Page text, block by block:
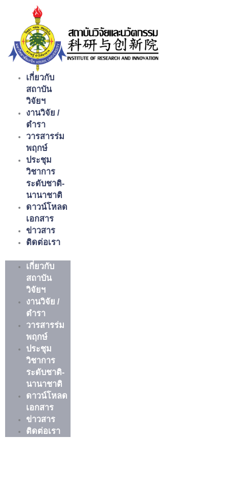
เกี่ยวกับ
สถาบัน
วิจัยฯ
งานวิจัย /
ตำรา
วารสารร่ม
พฤกษ์
ประชุม
วิชาการ
ระดับชาติ-
นานาชาติ
ดาวน์โหลด
เอกสาร
ข่าวสาร
ติดต่อเรา
เกี่ยวกับ
สถาบัน
วิจัยฯ
งานวิจัย /
ตำรา
วารสารร่ม
พฤกษ์
ประชุม
วิชาการ
ระดับชาติ-
นานาชาติ
ดาวน์โหลด
เอกสาร
ข่าวสาร
ติดต่อเรา